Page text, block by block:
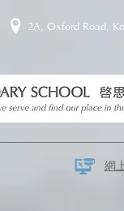
2A, Oxford Road,
網